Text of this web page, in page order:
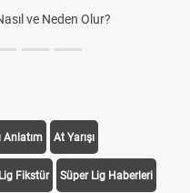
ve Neden Olur?
Anlatım At Yarışı
Fikstür Süper Lig Haberleri